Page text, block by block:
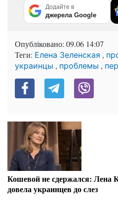
Додайте в
джерела Google
Опубліковано: 09.06 14:07
Теги: Елена Зеленская ,
украинцы , проблемы ,
Кошевой не сдержался: Лена
довела украинцев до слез